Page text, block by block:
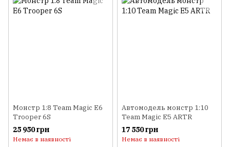
Монстр 1:8 Team Magic E6
Trooper 6S
25 950 грн
Немає в наявності
Автомодель монстр 1:10
Team Magic E5 ARTR
17 550 грн
Немає в наявності